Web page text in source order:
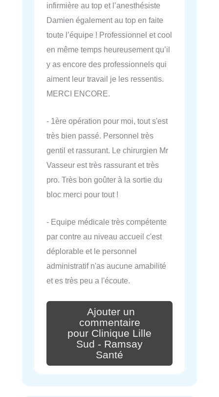
infirmière au top et l’anesthésiste
Damien également au top en faite
toute l’équipe ! Professionnel et cool
en même temps heureusement qu’il
y as encore des professionnels qui
aiment leur travail je les ressentis.
MERCI ENCORE.
- 1ère opération pour moi, tout s'est
très bien passé. Personnel très
gentil et rassurant. Le chirurgien Mr
Vasseur est très rassurant et très
pro. Très bon goûter à la sortie du
bloc merci pour tout !
- Equipe médicale très compétente
par contre au niveau accueil c'est
déplorable et le personnel
administratif n'as aucune amabilité
et es très peu a l'écoute.
Ajouter un
commentaire
pour Clinique Lille
Sud - Ramsay
Santé